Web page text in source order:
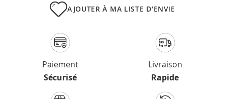
AJOUTER À MA LISTE D’ENVIE
Paiement
Sécurisé
Livraison
Rapide